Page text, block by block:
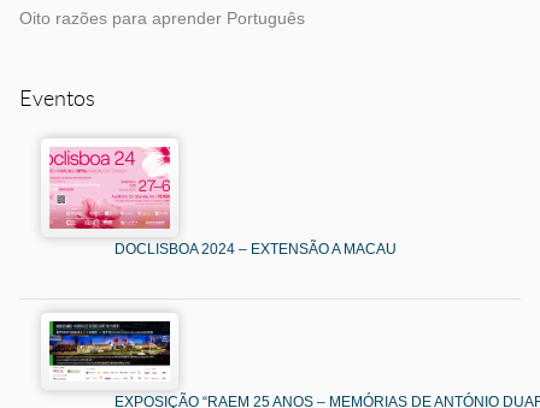
Oito razões para aprender Português
Eventos
DOCLISBOA 2024 – EXTENSÃO A MACAU
EXPOSIÇÃO “RAEM 25 ANOS – MEMÓRIAS DE ANTÓNIO